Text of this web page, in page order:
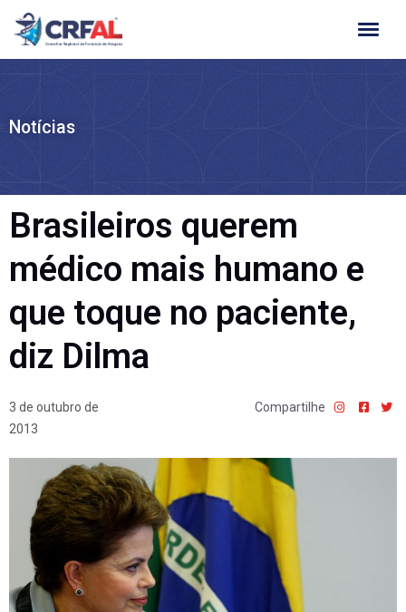
Ir
para
Notícias
Brasileiros querem
médico mais humano e
que toque no paciente,
diz Dilma
3 de outubro de
2013
Compartilhe